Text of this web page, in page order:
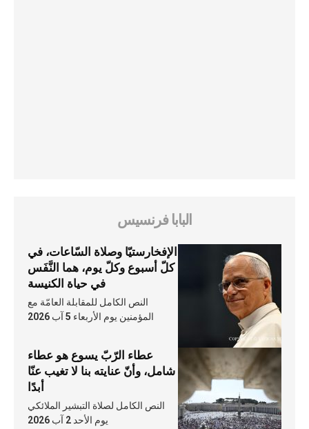
البابا فرنسيس
الإفخارستيّا وصلاة السّاعات، في
كلّ أسبوع وكلّ يوم، هما النَّفَس
في حياة الكنيسة
النص الكامل للمقابلة العامّة مع
المؤمنين يوم الأربعاء 5 آب 2026
عطاء الرّبّ يسوع هو عطاء
شامل، وأنّ عنايته بنا لا تغيب عنّا
أبدًا
النص الكامل لصلاة التبشير الملائكي
يوم الأحد 2 آب 2026